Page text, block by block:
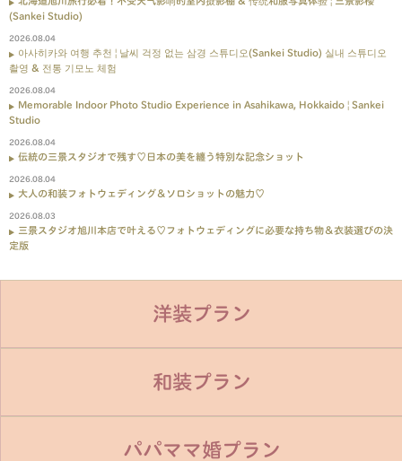
(Sankei Studio)
2026.08.04
아사히카와 여행 추천 | 날씨 걱정 없는 삼경 스튜디오(Sankei Studio) 실내 스튜디오
촬영 & 전통 기모노 체험
2026.08.04
Memorable Indoor Photo Studio Experience in Asahikawa, Hokkaido | Sankei
Studio
2026.08.04
伝統の三景スタジオで残す♡日本の美を纏う特別な記念ショット
2026.08.04
大人の和装フォトウェディング＆ソロショットの魅力♡
2026.08.03
三景スタジオ旭川本店で叶える♡フォトウェディングに必要な持ち物＆衣装選びの決
定版
洋装プラン
和装プラン
パパママ婚プラン